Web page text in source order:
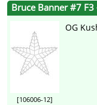
Bruce Banner #7
[106006-12]
OG